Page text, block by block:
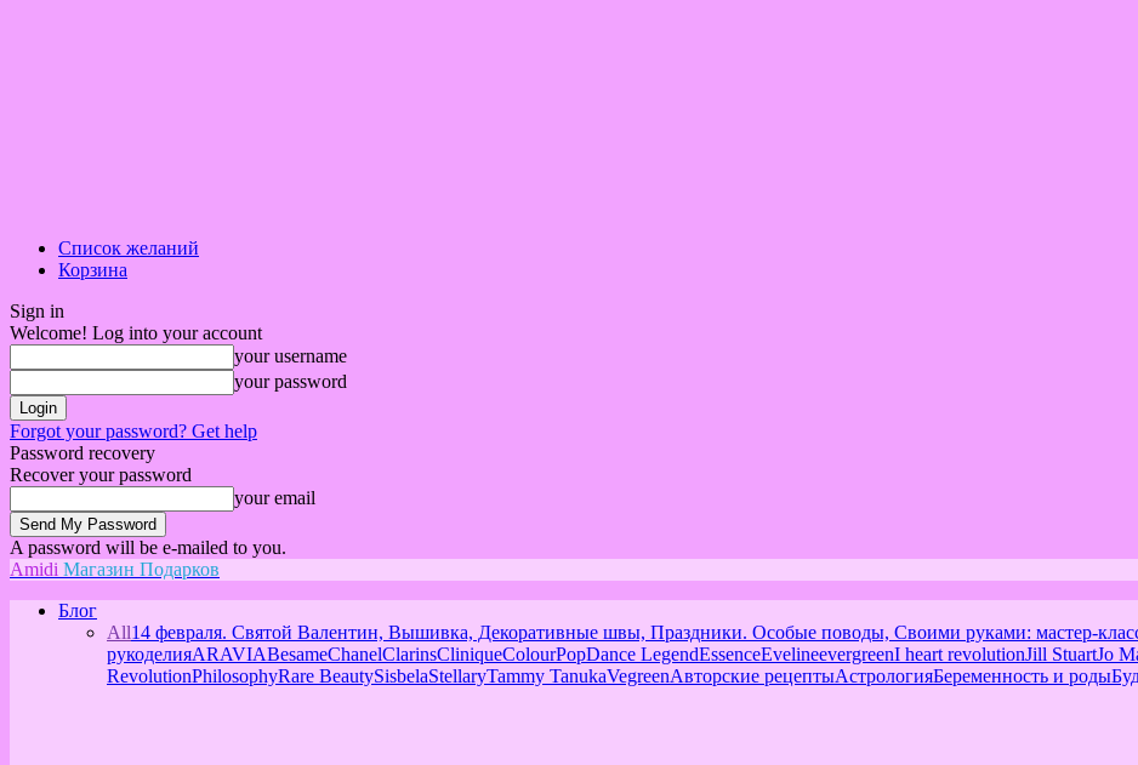
Список желаний
Корзина
Sign in
Welcome! Log into your account
your username
your password
Forgot your password? Get help
Password recovery
Recover your password
your email
A password will be e-mailed to you.
Amidi Магазин Подарков
Блог
All14 февраля. Святой Валентин, Вышивка, Декоративные швы, Праздники. Особые поводы, Своими руками: мастер-
рукоделияARAVIABesameChanelClarinsCliniqueColourPopDance LegendEssenceEvelineevergreenI heart revolutionJill StuartJo
RevolutionPhilosophyRare BeautySisbelaStellaryTammy TanukaVegreenАвторские рецептыАстрологияБеременность и роды